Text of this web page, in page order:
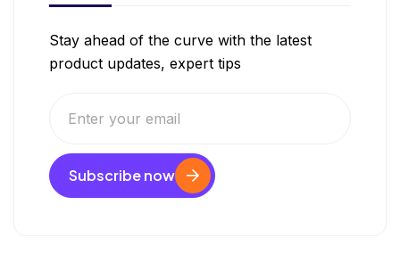
Stay ahead of the curve with the latest
product updates, expert tips
Subscribe now